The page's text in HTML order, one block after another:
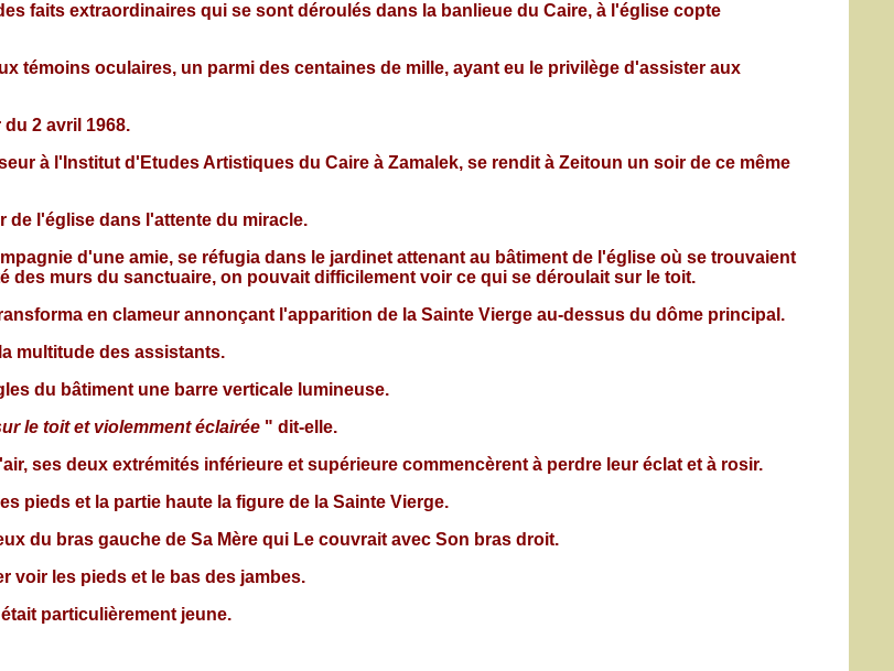
faits extraordinaires qui se sont déroulés dans la banlieue du Caire, à l'église copte
témoins oculaires, un parmi des centaines de mille, ayant eu le privilège d'assister aux
2 avril 1968.
à l'Institut d'Etudes Artistiques du Caire à Zamalek, se rendit à Zeitoun un soir de ce même
de l'église dans l'attente du miracle.
d'une amie, se réfugia dans le jardinet attenant au bâtiment de l'église où se trouvaient
des murs du sanctuaire, on pouvait difficilement voir ce qui se déroulait sur le toit.
en clameur annonçant l'apparition de la Sainte Vierge au-dessus du dôme principal.
multitude des assistants.
du bâtiment une barre verticale lumineuse.
le toit et violemment éclairée " dit-elle.
ses deux extrémités inférieure et supérieure commencèrent à perdre leur éclat et à rosir.
pieds et la partie haute la figure de la Sainte Vierge.
du bras gauche de Sa Mère qui Le couvrait avec Son bras droit.
voir les pieds et le bas des jambes.
particulièrement jeune.